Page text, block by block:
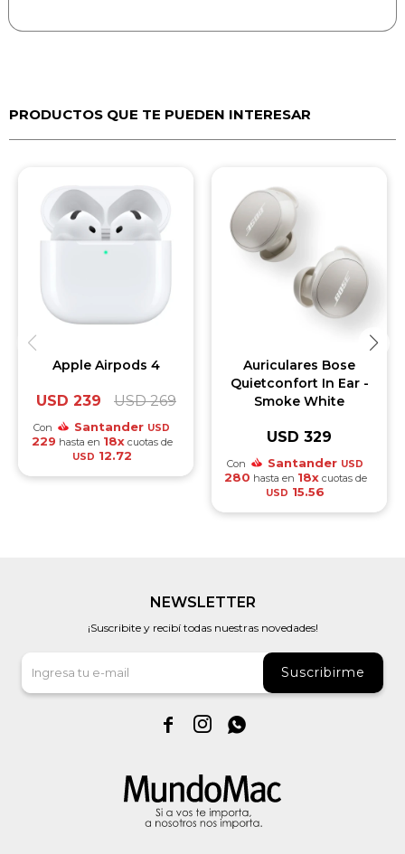
PRODUCTOS QUE TE PUEDEN INTERESAR
Apple Airpods 4
USD 239 USD 269
Con Santander USD
229 hasta en 18xcuotas de
USD 12.72
Auriculares Bose
Quietconfort In Ear -
Smoke White
USD 329
Con Santander USD
280 hasta en 18xcuotas de
USD 15.56
NEWSLETTER
¡Suscribite y recibí todas nuestras novedades!
Suscribirme
  